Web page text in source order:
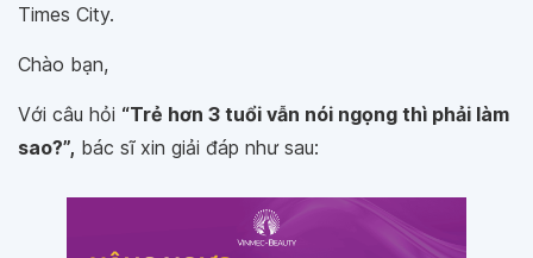
Times City.
Chào bạn,
Với câu hỏi “Trẻ hơn 3 tuổi vẫn nói ngọng thì phải làm
sao?”, bác sĩ xin giải đáp như sau: